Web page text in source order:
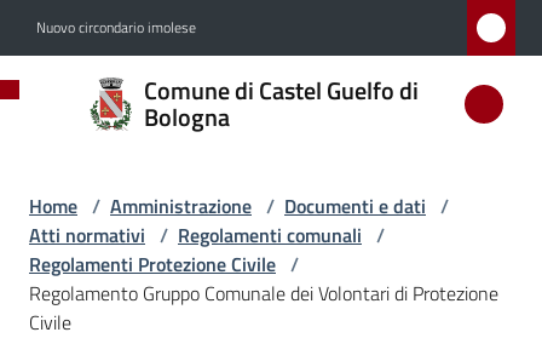
Nuovo circondario imolese
Comune di Castel Guelfo di
Bologna
Comune
di
Guelfo
di
Bologna
Home / Amministrazione / Documenti e dati /
Atti normativi / Regolamenti comunali /
Regolamenti Protezione Civile /
Regolamento Gruppo Comunale dei Volontari di Protezione
Civile